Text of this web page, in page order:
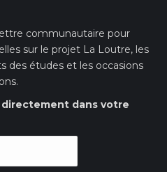
communautaire pour
sur le projet La Loutre, les
des études et les occasions
directement dans votre